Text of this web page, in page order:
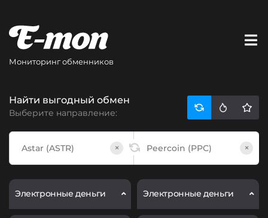
Мониторинг обменников
Найти выгодный обмен
Выберите направление:
× ×
Электронные деньги Электронные деньги